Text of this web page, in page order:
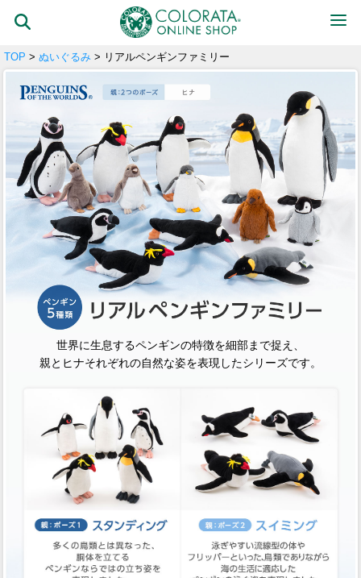
TOP > ぬいぐるみ > リアルペンギンファミリー
世界に生息するペンギンの特徴を細部まで捉え、
親とヒナそれぞれの自然な姿を表現したシリーズです。